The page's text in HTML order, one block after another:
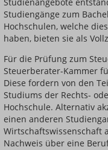
Studiengänge zum
Hochschulen, welche
haben, bieten sie als
Für die Prüfung zum
Steuerberater-Kammer
Diese fordern von den
Studiums der Rechts-
Hochschule. Alternativ
einen anderen
Wirtschaftswissenschaft
Nachweis über eine